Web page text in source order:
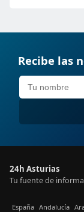
Recibe las
24h Asturias
Tu fuente de
España Andalucía